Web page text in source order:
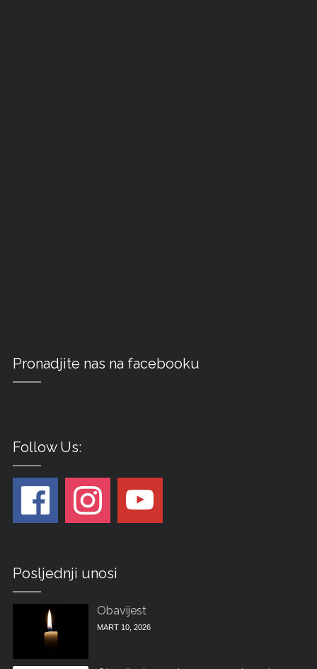
Pronadjite nas na facebooku
Follow Us:
Posljednji unosi
Obavijest
MART 10, 2026